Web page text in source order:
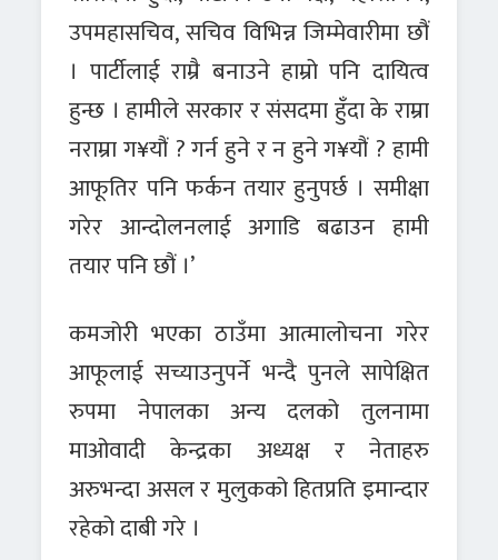
उपमहासचिव, सचिव विभिन्न जिम्मेवारीमा छौं
। पार्टीलाई राम्रै बनाउने हाम्रो पनि दायित्व
हुन्छ । हामीले सरकार र संसदमा हुँदा के राम्रा
नराम्रा ग¥यौं ? गर्न हुने र न हुने ग¥यौं ? हामी
आफूतिर पनि फर्कन तयार हुनुपर्छ । समीक्षा
गरेर आन्दोलनलाई अगाडि बढाउन हामी
तयार पनि छौं ।’
कमजोरी भएका ठाउँमा आत्मालोचना गरेर
आफूलाई सच्याउनुपर्ने भन्दै पुनले सापेक्षित
रुपमा नेपालका अन्य दलको तुलनामा
माओवादी केन्द्रका अध्यक्ष र नेताहरु
अरुभन्दा असल र मुलुकको हितप्रति इमान्दार
रहेको दाबी गरे ।